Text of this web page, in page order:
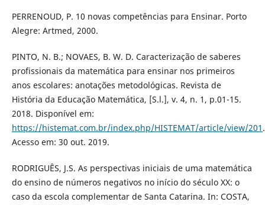
PERRENOUD, P. 10 novas competências para Ensinar. Porto
Alegre: Artmed, 2000.
PINTO, N. B.; NOVAES, B. W. D. Caracterização de saberes
profissionais da matemática para ensinar nos primeiros
anos escolares: anotações metodológicas. Revista de
História da Educação Matemática, [S.l.], v. 4, n. 1, p.01-15.
2018. Disponível em:
https://histemat.com.br/index.php/HISTEMAT/article/view/201 .
Acesso em: 30 out. 2019.
RODRIGUÊS, J.S. As perspectivas iniciais de uma matemática
do ensino de números negativos no início do século XX: o
caso da escola complementar de Santa Catarina. In: COSTA,